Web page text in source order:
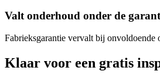
Valt onderhoud onder de
Fabrieksgarantie vervalt bij
Klaar voor een gratis